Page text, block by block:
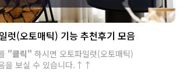
럿(오토매틱) 기능 추천후기 모음
"클릭" 하시면 오토파일럿(오토매틱)
을 보실 수 있습니다.↑↑